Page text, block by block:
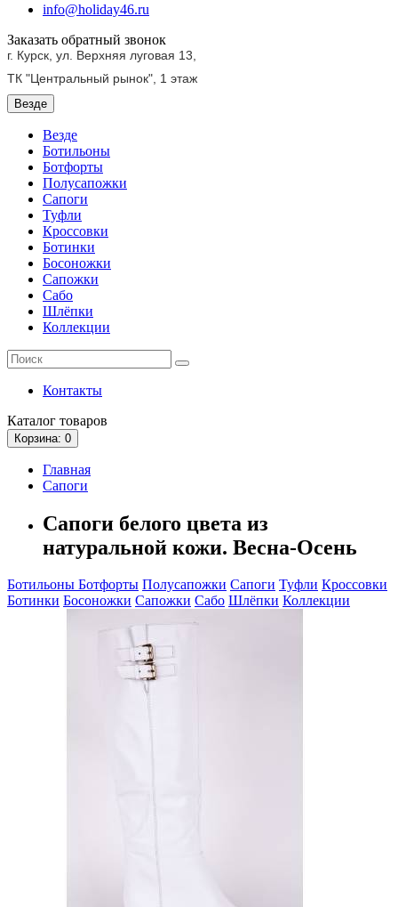
info@holiday46.ru
Заказать обратный звонок
г. Курск, ул. Верхняя луговая 13,
ТК "Центральный рынок", 1 этаж
Везде
Везде
Ботильоны
Ботфорты
Полусапожки
Сапоги
Туфли
Кроссовки
Ботинки
Босоножки
Сапожки
Сабо
Шлёпки
Коллекции
Контакты
Каталог товаров
Корзина: 0
Главная
Сапоги
Сапоги белого цвета из
натуральной кожи. Весна-Осень
Ботильоны Ботфорты Полусапожки Сапоги Туфли Кроссовки
Ботинки Босоножки Сапожки Сабо Шлёпки Коллекции